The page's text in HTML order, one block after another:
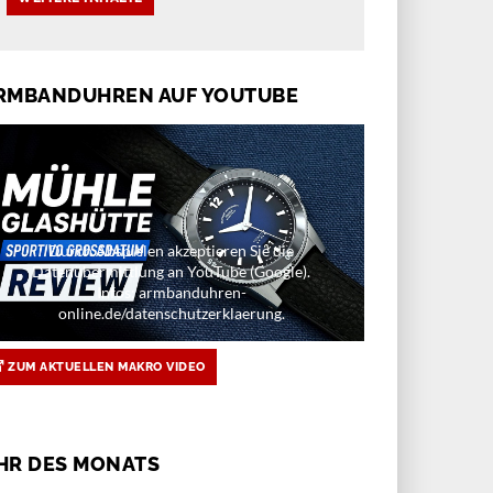
AUF YOUTUBE
Durch Abspielen akzeptieren Sie die
Datenübermittlung an YouTube (Google).
Infos: armbanduhren-
online.de/datenschutzerklaerung.
ZUM AKTUELLEN MAKRO VIDEO
DES MONATS